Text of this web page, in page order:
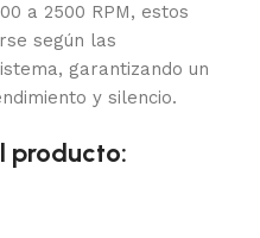
a 2500 RPM, estos
según las
garantizando un
y silencio.
producto: